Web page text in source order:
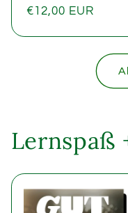
Normaler
€12,00 EUR
Lernspaß